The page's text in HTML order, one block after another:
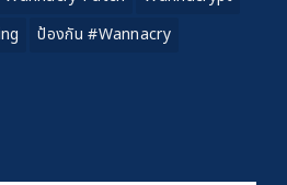
ป้องกัน #wannacry